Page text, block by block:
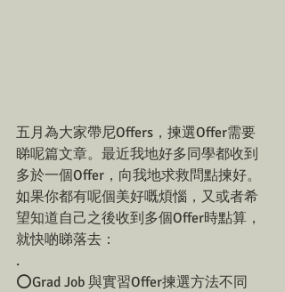
五月為大家帶尼Offers，揀選Offer需要
睇呢篇文章。最近我地好多同學都收到
多於一個Offer，向我地求救問點揀好。
如果你都有呢個美好嘅煩惱，又或者希
望知道自己之後收到多個Offer時點算，
就快啲睇落去：
.
⭕️Grad Job 與實習Offer揀選方法不同